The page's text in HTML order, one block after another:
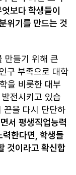
엇보다 학생들이
위기를 만드는 것
만들기 위해 큰
구 부족으로 대학
을 비롯한 대부
전시키고 있습
끈을 다시 단단하
서 평생직업능력
한다면, 학생들
것이라고 확신합